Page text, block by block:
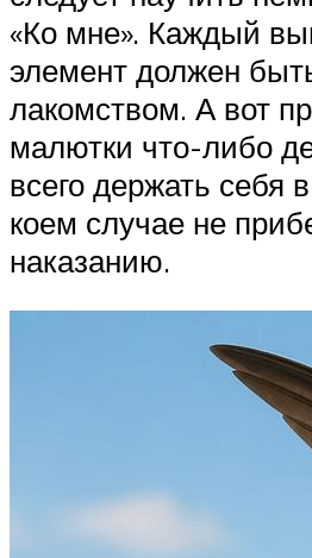
«Ко мне». Каждый
элемент должен
лакомством. А вот
малютки что-либо
всего держать себя
коем случае не
наказанию.